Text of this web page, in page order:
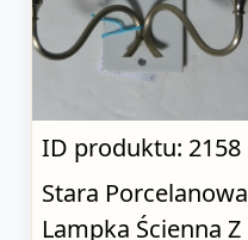
ID produktu: 2158
Stara Porcelanowa
Lampka Ścienna Z